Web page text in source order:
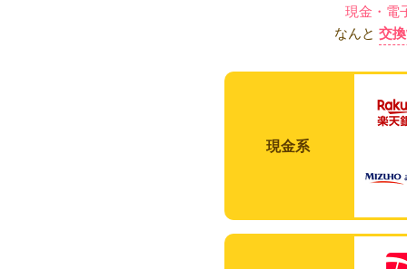
現金・電
なんと 交
現金系